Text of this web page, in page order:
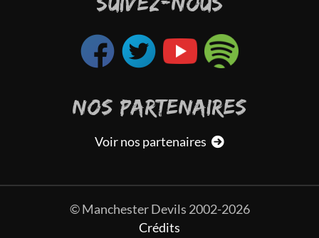
NOS PARTENAIRES
Voir nos partenaires
© Manchester Devils 2002-2026
Crédits